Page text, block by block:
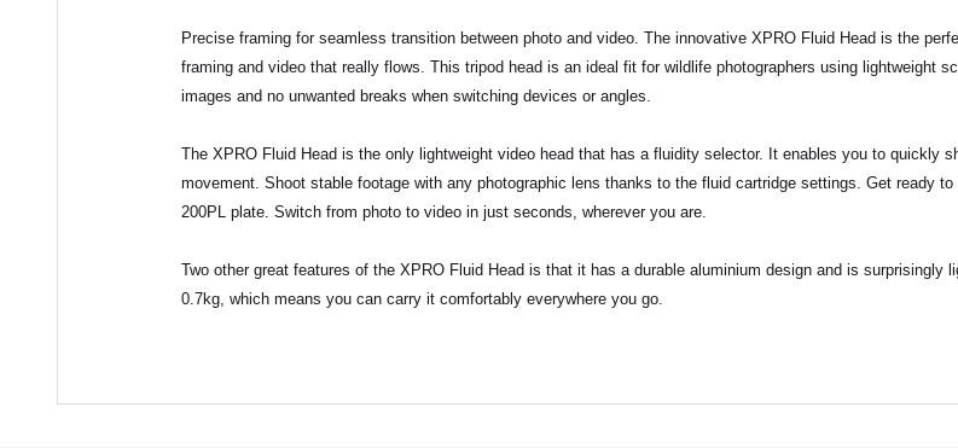
Precise framing for seamless transition between photo and video. The innovative XPRO Fluid Head is the
framing and video that really flows. This tripod headis an ideal fit for wildlife photographers using lightweight
images and no unwanted breaks when switching devices or angles.
The XPRO Fluid Head is the only lightweight video head that has a fluidity selector. It enables you to quickly
movement. Shoot stable footage with any photographic lens thanks to the fluid cartridge settings. Get ready
200PL plate. Switch from photo to video in just seconds, wherever you are.
Two other great features of the XPRO Fluid Head is that it has a durable aluminium design and is
0.7kg, which means you can carry it comfortably everywhere you go.